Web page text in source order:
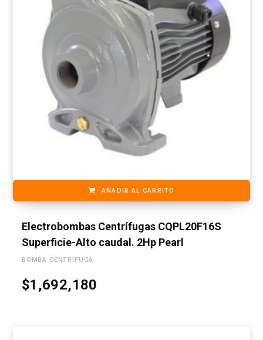
AÑADIR AL CARRITO
Electrobombas Centrífugas CQPL20F16S
Superficie-Alto caudal. 2Hp Pearl
BOMBA CENTRÍFUGA
$1,692,180